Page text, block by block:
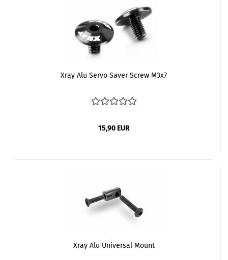
Xray Alu Servo Saver Screw M3x7
15,90 EUR
Xray Alu Universal Mount